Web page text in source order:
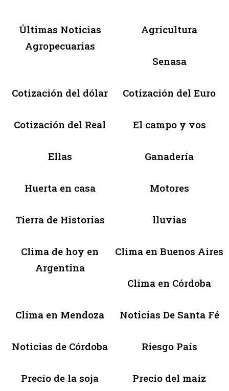
Últimas Noticias
Agropecuarias
Agricultura
Senasa
Cotización del dólar Cotización del Euro
Cotización del Real El campo y vos
Ellas Ganadería
Huerta en casa Motores
Tierra de Historias lluvias
Clima de hoy en
Argentina
Clima en Buenos Aires
Clima en Córdoba
Clima en Mendoza Noticias De Santa Fé
Noticias de Córdoba Riesgo País
Precio de la soja Precio del maíz